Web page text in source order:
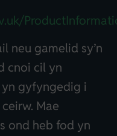
neu gamelid sy’n
cnoi cil yn
gyfyngedig i
Mae
ond heb fod yn